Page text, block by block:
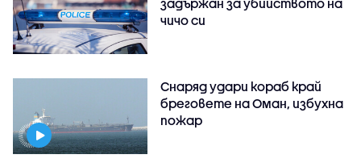
задържан за убийството на
чичо си
Снаряд удари кораб край
бреговете на Оман, избухна
пожар